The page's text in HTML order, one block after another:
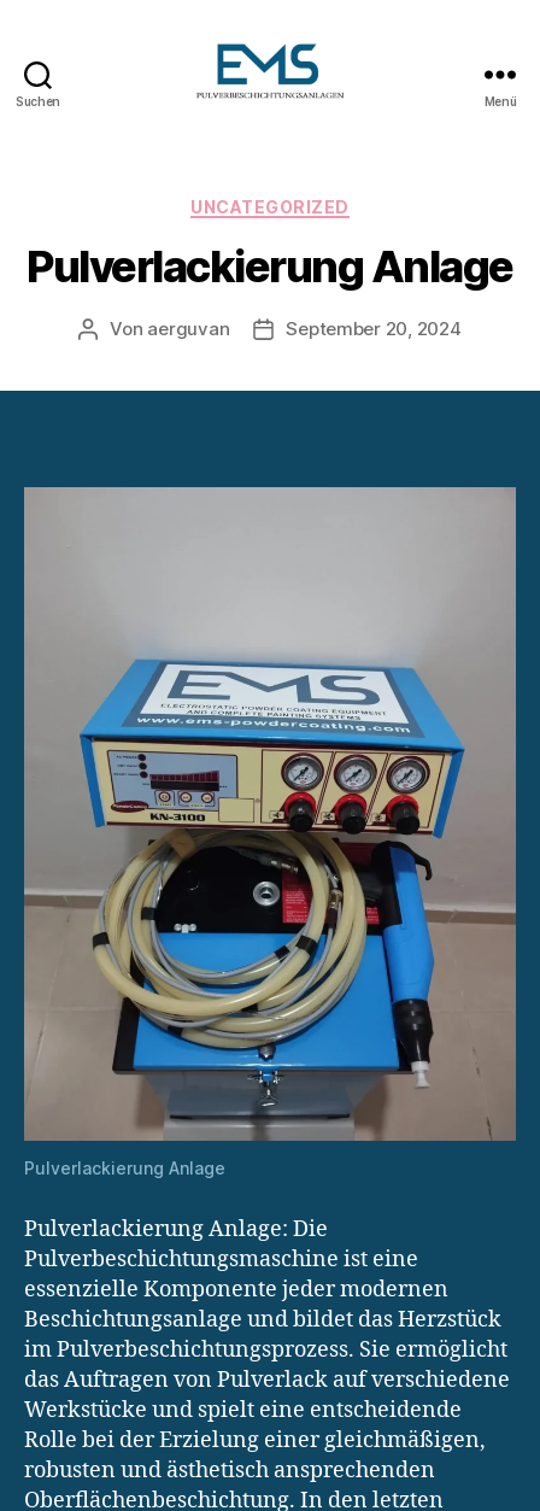
Suchen Menü
Kategorien
UNCATEGORIZED
Pulverlackierung Anlage
Beitragsautor
Von aerguvan Veröffentlichungsdatum
September 20, 2024
Pulverlackierung Anlage
Pulverlackierung Anlage: Die
Pulverbeschichtungsmaschine ist eine
essenzielle Komponente jeder modernen
Beschichtungsanlage und bildet das Herzstück
im Pulverbeschichtungsprozess. Sie ermöglicht
das Auftragen von Pulverlack auf verschiedene
Werkstücke und spielt eine entscheidende
Rolle bei der Erzielung einer gleichmäßigen,
robusten und ästhetisch ansprechenden
Oberflächenbeschichtung. In den letzten